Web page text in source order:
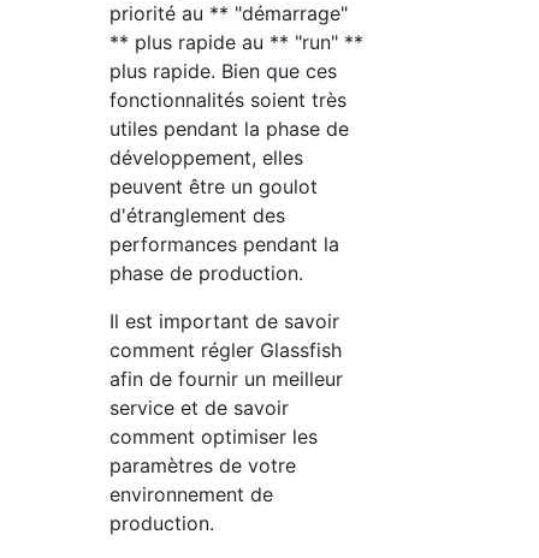
priorité au ** "démarrage"
** plus rapide au ** "run" **
plus rapide. Bien que ces
fonctionnalités soient très
utiles pendant la phase de
développement, elles
peuvent être un goulot
d'étranglement des
performances pendant la
phase de production.
Il est important de savoir
comment régler Glassfish
afin de fournir un meilleur
service et de savoir
comment optimiser les
paramètres de votre
environnement de
production.